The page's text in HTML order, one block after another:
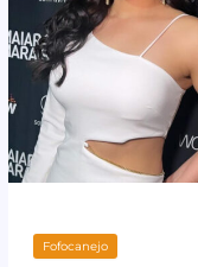
Fofocanejo